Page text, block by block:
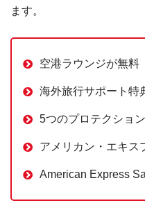
ます。
空港ラウンジが無料
海外旅行サポート特
5つのプロテクション
アメリカン・エキス
American Express